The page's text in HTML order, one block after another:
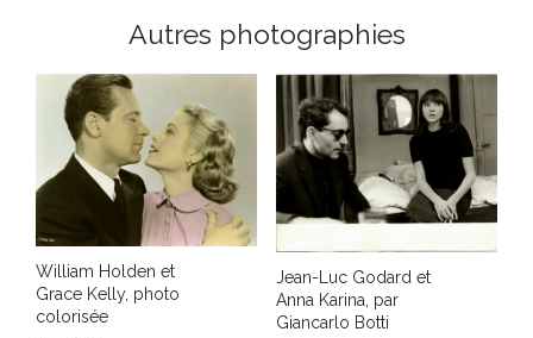
Autres photographies
William Holden et
Grace Kelly, photo
colorisée
Jean-Luc Godard et
Anna Karina, par
Giancarlo Botti